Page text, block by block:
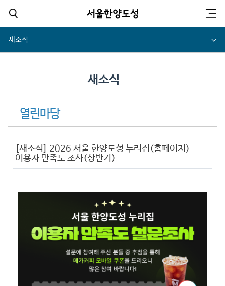
새소식
열린마당
새소식
[새소식] 2026 서울 한양도성 누리집(홈페이지)
이용자 만족도 조사(상반기)